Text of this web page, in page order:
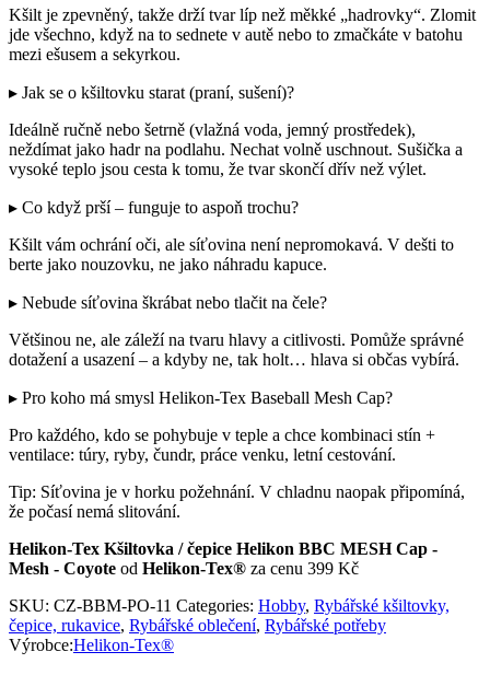
Kšilt je zpevněný, takže drží tvar líp než měkké „hadrovky“. Zlomit
jde všechno, když na to sednete v autě nebo to zmačkáte v batohu
mezi ešusem a sekyrkou.
▸ Jak se o kšiltovku starat (praní, sušení)?
Ideálně ručně nebo šetrně (vlažná voda, jemný prostředek),
neždímat jako hadr na podlahu. Nechat volně uschnout. Sušička a
vysoké teplo jsou cesta k tomu, že tvar skončí dřív než výlet.
▸ Co když prší – funguje to aspoň trochu?
Kšilt vám ochrání oči, ale síťovina není nepromokavá. V dešti to
berte jako nouzovku, ne jako náhradu kapuce.
▸ Nebude síťovina škrábat nebo tlačit na čele?
Většinou ne, ale záleží na tvaru hlavy a citlivosti. Pomůže správné
dotažení a usazení – a kdyby ne, tak holt… hlava si občas vybírá.
▸ Pro koho má smysl Helikon-Tex Baseball Mesh Cap?
Pro každého, kdo se pohybuje v teple a chce kombinaci stín +
ventilace: túry, ryby, čundr, práce venku, letní cestování.
Tip: Síťovina je v horku požehnání. V chladnu naopak připomíná,
že počasí nemá slitování.
Helikon-Tex Kšiltovka / čepice Helikon BBC MESH Cap -
Mesh - Coyote od Helikon-Tex® za cenu 399 Kč
SKU: CZ-BBM-PO-11 Categories: Hobby, Rybářské kšiltovky,
čepice, rukavice, Rybářské oblečení, Rybářské potřeby
Výrobce:Helikon-Tex®